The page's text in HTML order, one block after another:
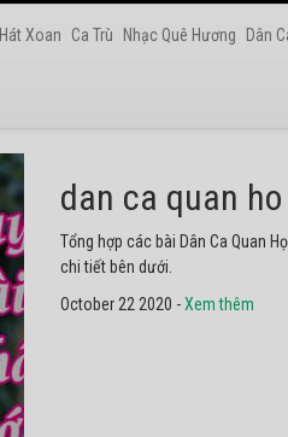
Hát Xoan Ca Trù Nhạc Quê Hương Dân
hat chau van
Tuyển tập các ca khúc hát Chầu
thể không nghe thử.
October 22 2020 -Xem thêm